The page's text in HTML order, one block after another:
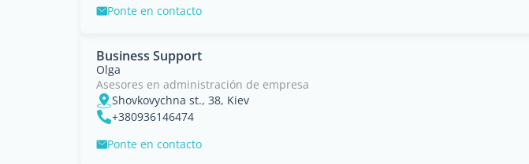
Ponte en contacto
Business Support
Olga
Asesores en administración de empresa
Shovkovychna st., 38, Kiev
+380936146474
Ponte en contacto